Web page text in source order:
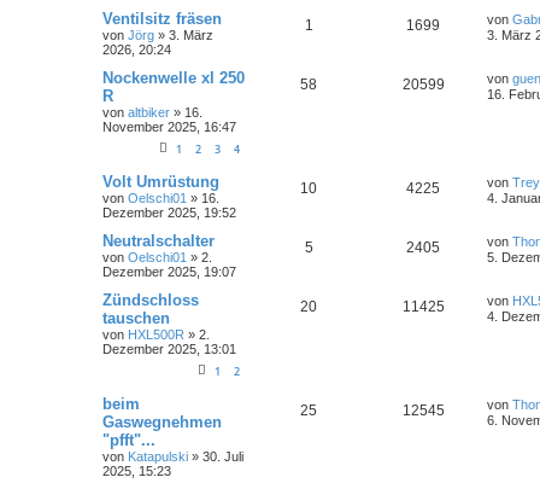
Ventilsitz fräsen
von Jörg » 3. März
2026, 20:24
1 1699 von
3. März
Nockenwelle xl 250
R
von altbiker » 16.
November 2025, 16:47
1 2 3 4
58 20599 von
16.
Volt Umrüstung
von Oelschi01 » 16.
Dezember 2025, 19:52
10 4225 von Trey
4.
Neutralschalter
von Oelschi01 » 2.
Dezember 2025, 19:07
5 2405 von
5.
Zündschloss
tauschen
von HXL500R » 2.
Dezember 2025, 13:01
1 2
20 11425 von
4.
beim
Gaswegnehmen
"pfft"...
von Katapulski » 30. Juli
2025, 15:23
25 12545 von
6.